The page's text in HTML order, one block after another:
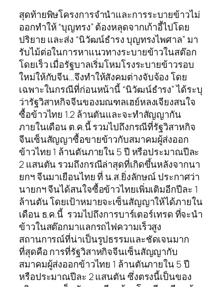
สุดท้ายพิษโครงการจำนำและการระบายข้าวไม่
ออกทำให้ “บุญทรง” ต้องหลุดจากเก้าอี้ไปโดย
ปริยาย และส่ง “นิวัฒน์ธำรง บุญทรงไพศาล” มา
รับไม้ต่อในการหาแนวทางระบายข้าวในสต๊อก
โดยเร็ว เมื่อรัฐบาลเริ่มโหมโรงระบายข้าวรอบ
ใหม่ให้กับจีน…จึงทำให้สังคมต่างจับจ้อง โดย
เฉพาะในกรณีที่ก่อนหน้านี้ “นิวัฒน์ธำรง” ได้ระบุ
ว่ารัฐวิสาหกิจจีนของมณฑลเฮย์หลงเจียงสนใจ
ซื้อข้าวไทย 1.2 ล้านตันและจะทำสัญญากัน
ภายในเดือน ต.ค.นี้ รวมไปถึงกรณีที่รัฐวิสาหกิจ
จีนเซ็นสัญญาซื้อขายข้าวกับสมาคมผู้ส่งออก
ข้าวไทย 1 ล้านตันภายใน 5 ปี หรือประมาณปีละ
2 แสนตัน รวมถึงกรณีล่าสุดที่เกิดขึ้นหลังจากนา
ยกฯ จีนมาเยือนไทย ที่ น.ส.ยิ่งลักษณ์ ประกาศว่า
นายกฯ จีนได้สนใจซื้อข้าวไทยเพิ่มเติมอีกปีละ 1
ล้านตัน โดยเป้าหมายจะเซ็นสัญญาให้ได้ภายใน
เดือน ธ.ค.นี้ รวมไปถึงการบาร์เตอร์เทรด ที่จะนำ
ข้าวในสต๊อกมาแลกรถไฟความเร็วสูง
สถานการณ์ที่น่าเป็นรูปธรรมและชัดเจนมาก
ที่สุดคือ การที่รัฐวิสาหกิจจีนเซ็นสัญญากับ
สมาคมผู้ส่งออกข้าวไทย 1 ล้านตันภายใน 5 ปี
หรือประมาณปีละ 2 แสนตัน ซึ่งตรงนี้เป็นของ